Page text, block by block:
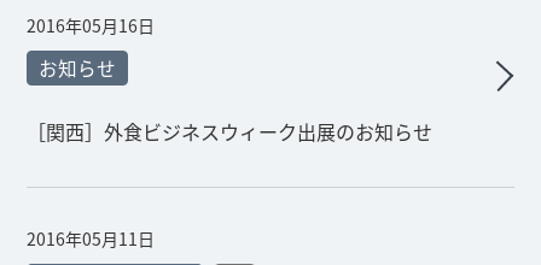
2016年05月16日
お知らせ
［関西］外食ビジネスウィーク出展のお知らせ
2016年05月11日